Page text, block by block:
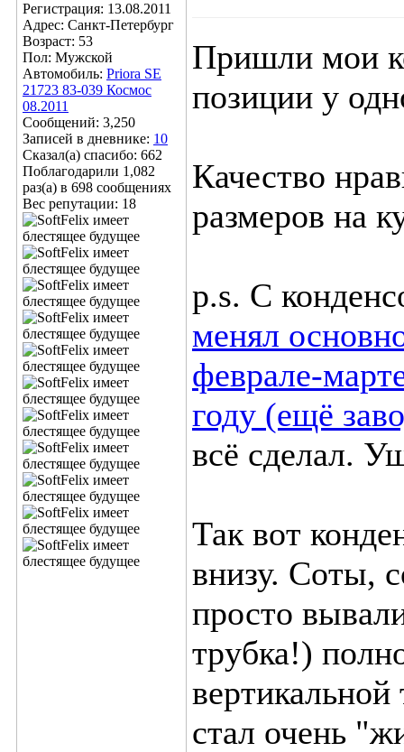
Регистрация: 13.08.2011
Адрес: Санкт-Петербург
Возраст: 53
Пол: Мужской
Автомобиль: Priora SE
21723 83-039 Космос
08.2011
Сообщений: 3,250
Записей в дневнике: 10
Сказал(а) спасибо: 662
Поблагодарили 1,082
раз(а) в 698 сообщениях
Вес репутации: 18
Пришли мои
позиции у
Качество
размеров на
p.s. С
менял
феврале-
году (ещё
всё сделал.
Так вот
внизу. Соты,
просто
трубка!)
стал очень